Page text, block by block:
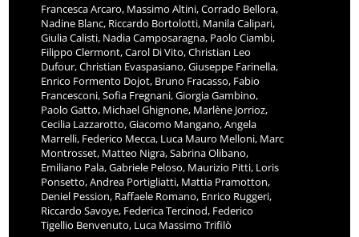
Francesca Arcaro, Massimo Altini, Corrado Bellora,
Nadine Blanc, Riccardo Bortolotti, Manila Calipari,
Giulia Calisti, Nadia Camposaragna, Paolo Ciambi,
Filippo Clermont, Carol Di Vito, Christian Leo
Dufour, Christian Evaspasiano, Giuseppe Farinella,
Enrico Formento Dojot, Bruno Fracasso, Fabio
Francesconi, Sofia Fregnani, Giorgia Gambino,
Paolo Gatto, Michael Ghignone, Marlène Jorrioz,
Cecilia Lazzarotto, Giacomo Mangano, Angela
Marrelli, Federico Mecca, Luca Mauro Melloni, Marc
Montrosset, Matteo Nigra, Sabrina Olibano,
Emiliano Pala, Gabriele Peloso, Maurizio Pitti, Loris
Ponsetto, Andrea Portigliatti, Mattia Pramotton,
Deniel Pession, Raffaele Romano, Enrico Ruggeri,
Riccardo Savoye, Federica Tercinod, Federico
Tigellio Benvenuto, Luca Massimo Trifilò